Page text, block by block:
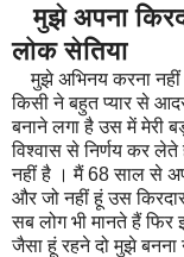
मुझे अपना
लोक सेतिया
मुझे अभिनय करना नहीं
किसी ने बहुत प्यार से
बनाने लगा है उस में मेरी
विश्वास से निर्णय कर
नहीं है । मैं 68 साल से
और जो नहीं हूं उस
सब लोग भी मानते हैं फिर
जैसा हूं रहने दो मुझे